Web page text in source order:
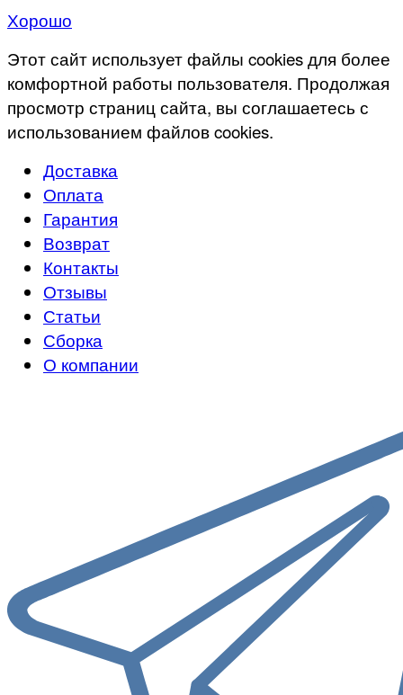
Хорошо
Этот сайт использует файлы cookies для более
комфортной работы пользователя. Продолжая
просмотр страниц сайта, вы соглашаетесь с
использованием файлов cookies.
Доставка
Оплата
Гарантия
Возврат
Контакты
Отзывы
Статьи
Сборка
О компании